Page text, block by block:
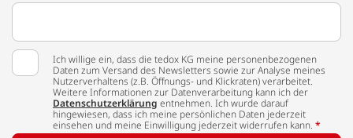
Ich willige ein, dass die tedox KG meine personenbezogenen
Daten zum Versand des Newsletters sowie zur Analyse meines
Nutzerverhaltens (z.B. Öffnungs- und Klickraten) verarbeitet.
Weitere Informationen zur Datenverarbeitung kann ich der
Datenschutzerklärung entnehmen. Ich wurde darauf
hingewiesen, dass ich meine persönlichen Daten jederzeit
einsehen und meine Einwilligung jederzeit widerrufen kann. *